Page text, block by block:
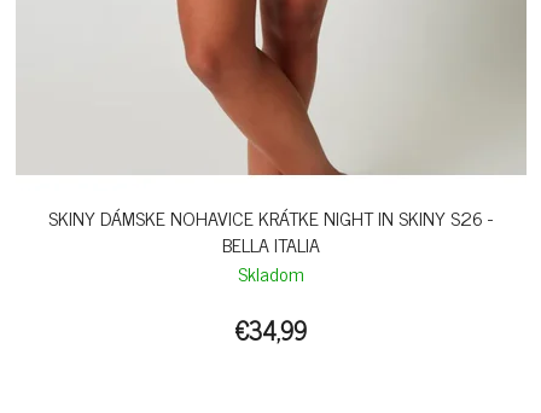
SKINY DÁMSKE NOHAVICE KRÁTKE NIGHT IN SKINY S26 -
BELLA ITALIA
Skladom
€34,99